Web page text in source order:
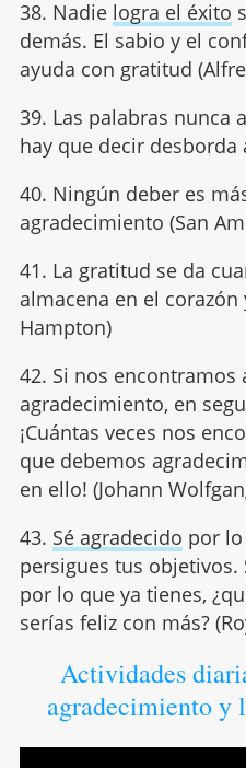
38. Nadie logra el éxito
demás. El sabio y el
ayuda con gratitud
39. Las palabras nunca
hay que decir desborda
40. Ningún deber es
agradecimiento (San
41. La gratitud se da
almacena en el
Hampton)
42. Si nos
agradecimiento, en
¡Cuántas veces nos
que debemos
en ello! (Johann
43. Sé agradecido por
persigues tus objetivos.
por lo que ya tienes,
serías feliz con más?
Actividades
agradecimiento y